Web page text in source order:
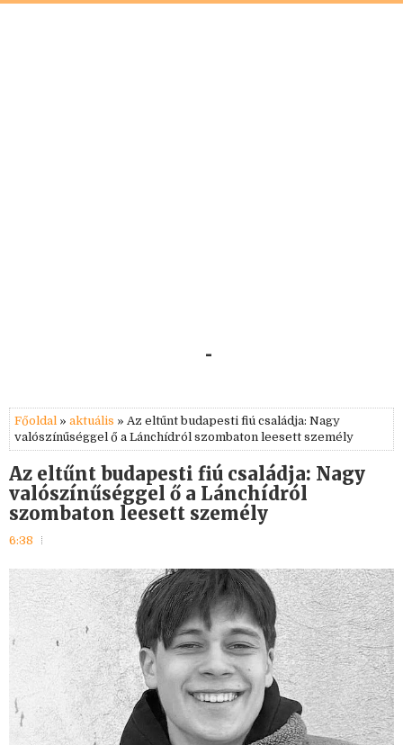
-
Főoldal » aktuális » Az eltűnt budapesti fiú családja: Nagy
valószínűséggel ő a Lánchídról szombaton leesett személy
Az eltűnt budapesti fiú családja: Nagy
valószínűséggel ő a Lánchídról
szombaton leesett személy
6:38